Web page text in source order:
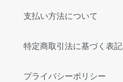
支払い方法について
特定商取引法に基づく表記
プライバシーポリシー